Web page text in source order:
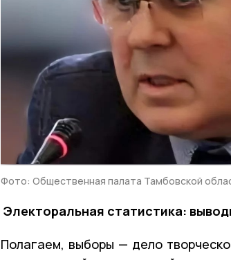
Фото: Общественная палата Тамбовской
Электоральная статистика:
Полагаем, выборы — дело